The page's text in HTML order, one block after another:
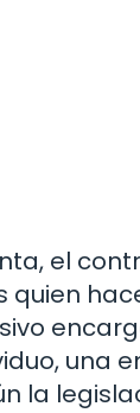
el
quien
una
la